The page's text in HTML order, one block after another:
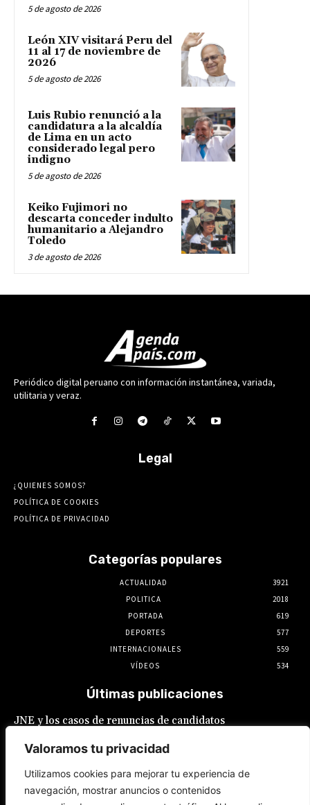
Valoramos tu privacidad
Utilizamos cookies para mejorar tu experiencia de
navegación, mostrar anuncios o contenidos
5 de agosto de 2026
León XIV visitará Peru del
11 al 17 de noviembre de
2026
5 de agosto de 2026
Luis Rubio renunció a la
candidatura a la alcaldía
de Lima en un acto
considerado legal pero
indigno
5 de agosto de 2026
Keiko Fujimori no
descarta conceder indulto
humanitario a Alejandro
Toledo
3 de agosto de 2026
Periódico digital peruano con información instantánea, variada,
utilitaria y veraz.
Legal
¿QUIENES SOMOS?
POLÍTICA DE COOKIES
POLÍTICA DE PRIVACIDAD
Categorías populares
ACTUALIDAD
3921
POLITICA
2018
PORTADA
619
DEPORTES
577
INTERNACIONALES
559
VÍDEOS
534
Últimas publicaciones
JNE y los casos de renuncias de candidatos
Constitución está por encima del reglamento
Rafael López Aliaga recibe sin rubor la